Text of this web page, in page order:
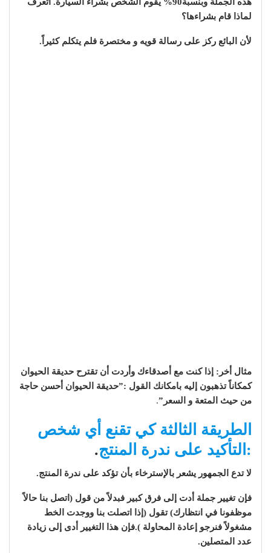
لماذا قام بشراءها؟
لأن البائع ركز على رسالة قويه و مختصرة فلم يتكلم كثيراً.
مثال أخر: إذا كنت مع أصدقاءك وأردت أن تقترح حديقة الحيوان
كمكاناً تذهبون إليه بامكانك القول :”حديقة الحيوان أحسن حاجة
من حيث المتعة و السعر”.
الطريقة الثالثة كي تقنع أي شخص
:التأكيد على ندرة المنتج.
لا تدع الجمهور يشعر بالإسترخاء بأن تؤكد على ندرة المنتج.
فإن تغيير جملة أدت إلى فرق كبير فبدلاً من قول (اتصل بنا حالاً
موظفونا في انتظارك) تقول (إذا اتصلت بنا ووجدت الخط
مشغولاً فنرجو إعادة المحاولة ).فإن هذا التغيير أدى إلى زيادة
عدد المتصلين.